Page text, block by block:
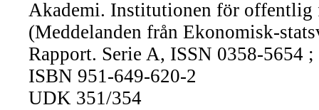
Akademi. Institutionen för offentlig
(Meddelanden från Ekonomisk-
Rapport. Serie A, ISSN 0358-5654
ISBN 951-649-620-2
UDK 351/354